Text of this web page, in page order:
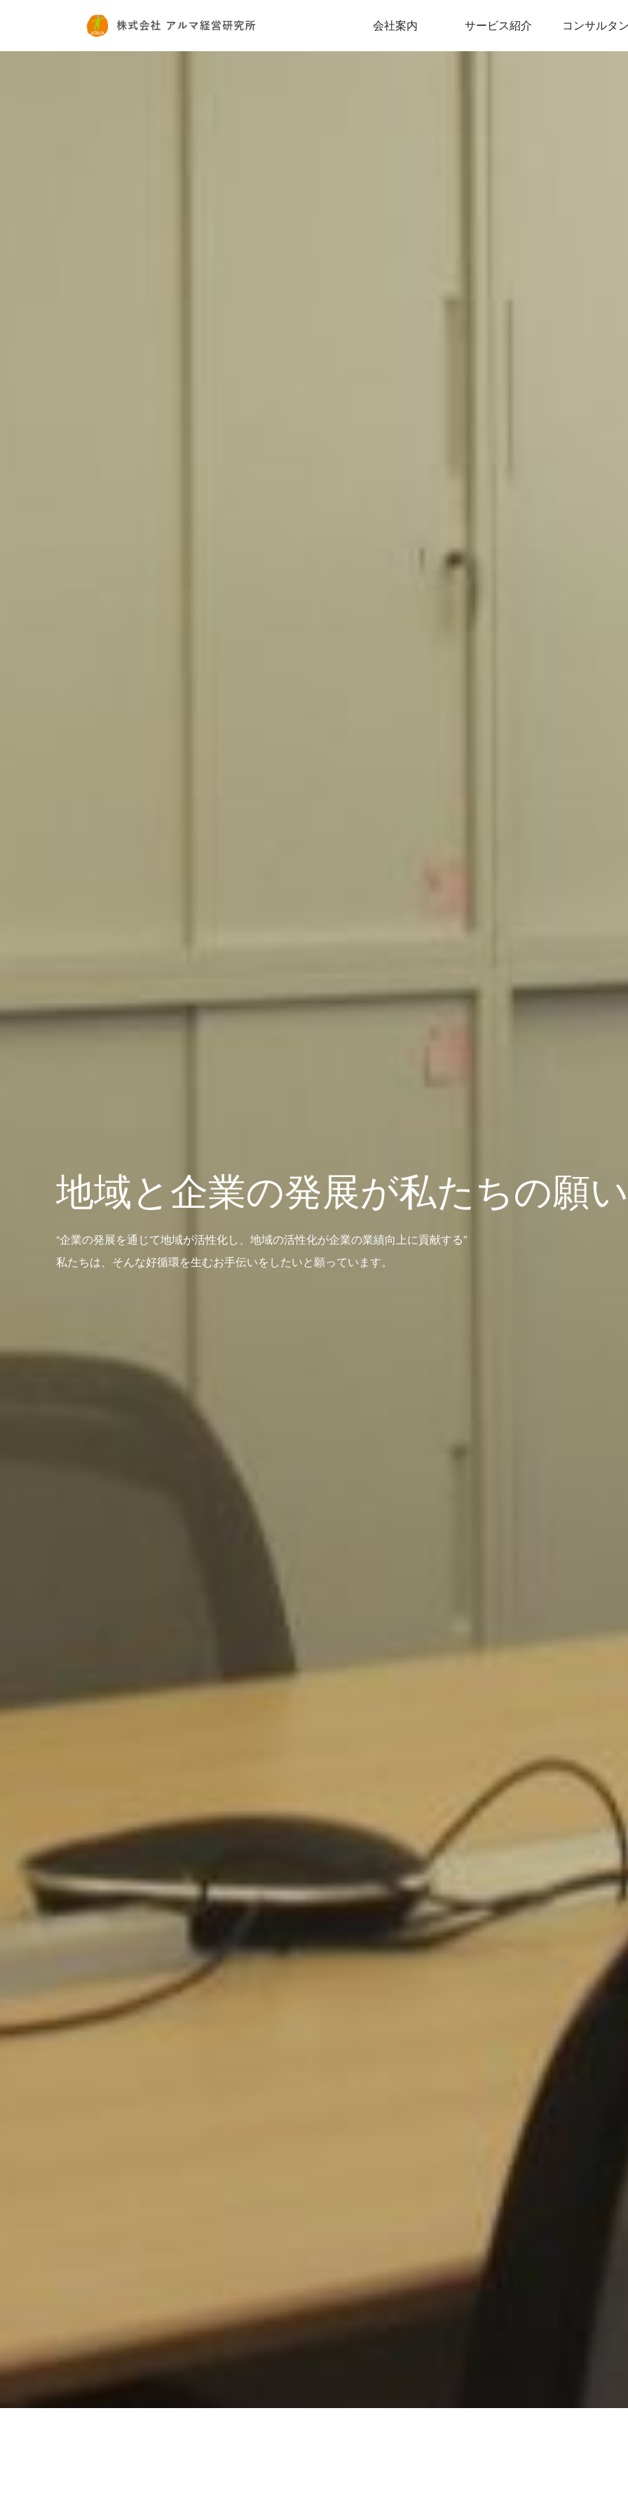
会社案内 サービス紹介 コンサルタ
地域と企業の発展が私たちの願
“企業の発展を通じて地域が活性化し、地域の活性化が企業の業績向上に貢献する”
私たちは、そんな好循環を生むお手伝いをしたいと願っています。